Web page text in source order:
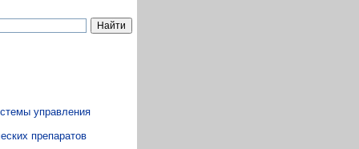
управления
препаратов